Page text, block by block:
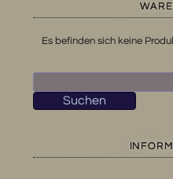
Es befinden sich keine
nach:
Suchen